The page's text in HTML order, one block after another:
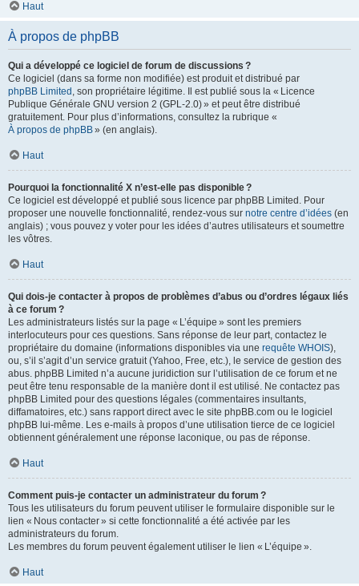
Haut
À propos de phpBB
Qui a développé ce logiciel de forum de discussions ?
Ce logiciel (dans sa forme non modifiée) est produit et distribué par
phpBB Limited , son propriétaire légitime. Il est publié sous la « Licence
Publique Générale GNU version 2 (GPL-2.0) » et peut être distribué
gratuitement. Pour plus d’informations, consultez la rubrique «
À propos de phpBB» (en anglais).
Haut
Pourquoi la fonctionnalité X n’est-elle pas disponible ?
Ce logiciel est développé et publié sous licence par phpBB Limited. Pour
proposer une nouvelle fonctionnalité, rendez-vous sur notre centre d’idées (en
anglais) ; vous pouvez y voter pour les idées d’autres utilisateurs et soumettre
les vôtres.
Haut
Qui dois-je contacter à propos de problèmes d’abus ou d’ordres légaux liés
à ce forum ?
Les administrateurs listés sur la page « L’équipe » sont les premiers
interlocuteurs pour ces questions. Sans réponse de leur part, contactez le
propriétaire du domaine (informations disponibles via une requête WHOIS),
ou, s’il s’agit d’un service gratuit (Yahoo, Free, etc.), le service de gestion des
abus. phpBB Limited n’a aucune juridiction sur l’utilisation de ce forum et ne
peut être tenu responsable de la manière dont il est utilisé. Ne contactez pas
phpBB Limited pour des questions légales (commentaires insultants,
diffamatoires, etc.) sans rapport direct avec le site phpBB.com ou le logiciel
phpBB lui-même. Les e-mails à propos d’une utilisation tierce de ce logiciel
obtiennent généralement une réponse laconique, ou pas de réponse.
Haut
Comment puis-je contacter un administrateur du forum ?
Tous les utilisateurs du forum peuvent utiliser le formulaire disponible sur le
lien « Nous contacter » si cette fonctionnalité a été activée par les
administrateurs du forum.
Les membres du forum peuvent également utiliser le lien « L’équipe ».
Haut